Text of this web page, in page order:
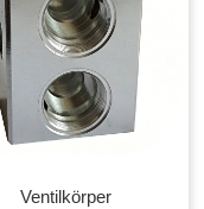
Ventilkörper